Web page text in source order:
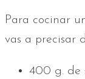
Para cocinar
vas a precisar
400 g. de